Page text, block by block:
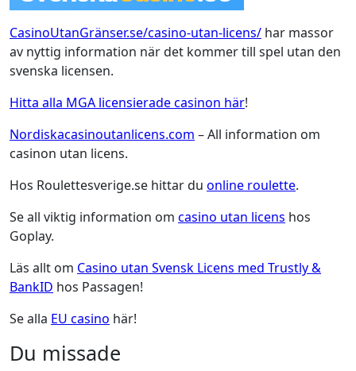
CasinoUtanGränser.se/casino-utan-licens/ har massor
av nyttig information när det kommer till spel utan den
svenska licensen.
Hitta alla MGA licensierade casinon här!
Nordiskacasinoutanlicens.com – All information om
casinon utan licens.
Hos Roulettesverige.se hittar du online roulette.
Se all viktig information om casino utan licens hos
Goplay.
Läs allt om Casino utan Svensk Licens med Trustly &
BankID hos Passagen!
Se alla EU casino här!
Du missade